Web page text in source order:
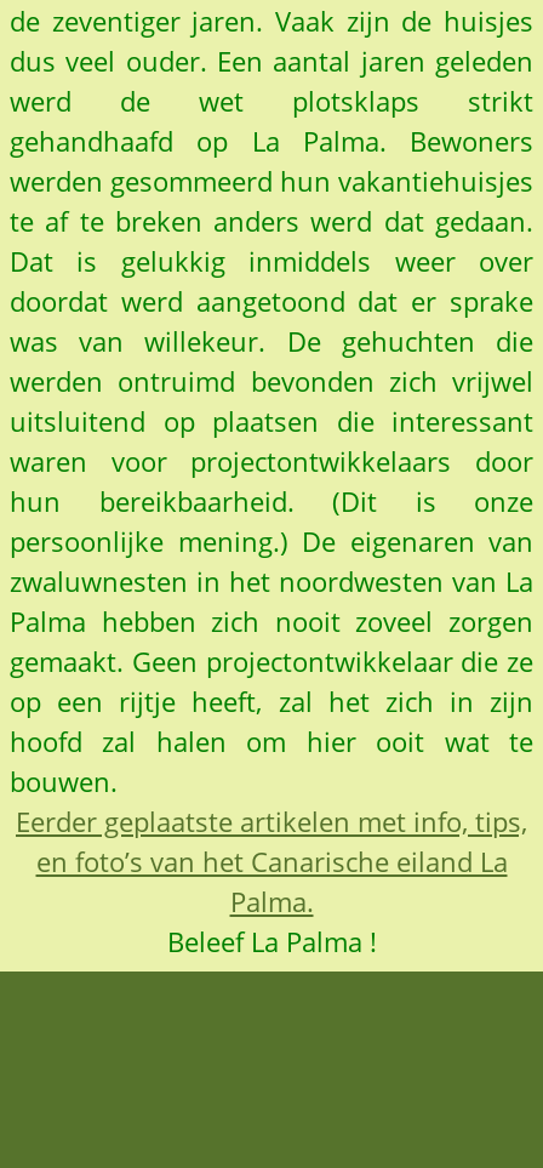
de zeventiger jaren. Vaak zijn de huisjes
dus veel ouder. Een aantal jaren geleden
werd de wet plotsklaps strikt
gehandhaafd op La Palma. Bewoners
werden gesommeerd hun vakantiehuisjes
te af te breken anders werd dat gedaan.
Dat is gelukkig inmiddels weer over
doordat werd aangetoond dat er sprake
was van willekeur. De gehuchten die
werden ontruimd bevonden zich vrijwel
uitsluitend op plaatsen die interessant
waren voor projectontwikkelaars door
hun bereikbaarheid. (Dit is onze
persoonlijke mening.) De eigenaren van
zwaluwnesten in het noordwesten van La
Palma hebben zich nooit zoveel zorgen
gemaakt. Geen projectontwikkelaar die ze
op een rijtje heeft, zal het zich in zijn
hoofd zal halen om hier ooit wat te
bouwen.
Eerder geplaatste artikelen met info, tips,
en foto’s van het Canarische eiland La
Palma.
Beleef La Palma !